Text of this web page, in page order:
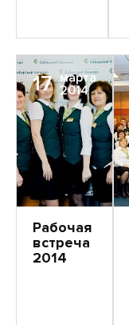
17 марта
2014
Рабочая
встреча
2014